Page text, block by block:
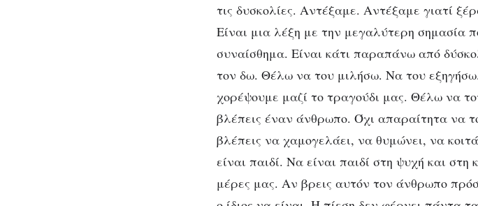
τις δυσκολίες. Αντέξαμε. Αντέξαμε γιατί
Είναι μια λέξη με την μεγαλύτερη σημασία
συναίσθημα. Είναι κάτι παραπάνω από
τον δω. Θέλω να του μιλήσω. Να του
χορέψουμε μαζί το τραγούδι μας. Θέλω να
βλέπεις έναν άνθρωπο. Όχι απαραίτητα να
βλέπεις να χαμογελάει, να θυμώνει, να
είναι παιδί. Να είναι παιδί στη ψυχή και
μέρες μας. Αν βρεις αυτόν τον άνθρωπο